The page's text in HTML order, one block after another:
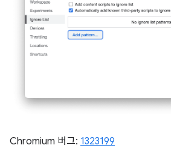
Chromium 버그: 1323199